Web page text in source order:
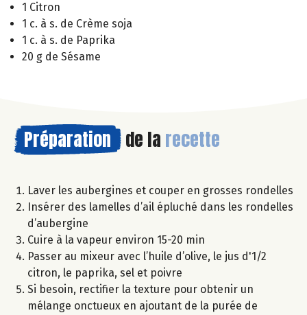
1 Citron
1 c. à s. de Crème soja
1 c. à s. de Paprika
20 g de Sésame
Préparation de la recette
Laver les aubergines et couper en grosses rondelles
Insérer des lamelles d’ail épluché dans les rondelles
d’aubergine
Cuire à la vapeur environ 15-20 min
Passer au mixeur avec l’huile d’olive, le jus d'1/2
citron, le paprika, sel et poivre
Si besoin, rectifier la texture pour obtenir un
mélange onctueux en ajoutant de la purée de